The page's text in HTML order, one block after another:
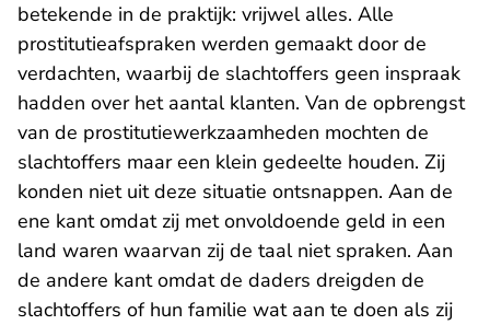
betekende in de praktijk: vrijwel alles. Alle
prostitutieafspraken werden gemaakt door de
verdachten, waarbij de slachtoffers geen inspraak
hadden over het aantal klanten. Van de opbrengst
van de prostitutiewerkzaamheden mochten de
slachtoffers maar een klein gedeelte houden. Zij
konden niet uit deze situatie ontsnappen. Aan de
ene kant omdat zij met onvoldoende geld in een
land waren waarvan zij de taal niet spraken. Aan
de andere kant omdat de daders dreigden de
slachtoffers of hun familie wat aan te doen als zij